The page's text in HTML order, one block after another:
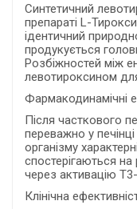
Синтетичний
препараті L-
ідентичний
продукується
Розбіжностей між
левотироксином
Фармакодинамічні
Після часткового
переважно у
організму
спостерігаються на
через активацію
Клінічна